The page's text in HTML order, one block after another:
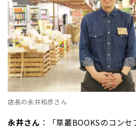
店長の永井和彦さん
永井さん ：「草叢BOOKSのコン